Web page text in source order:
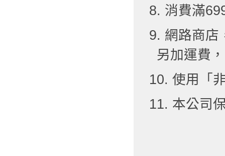
8. 消費滿
9. 網路商店
另加運費
10. 使用「
11. 本公司